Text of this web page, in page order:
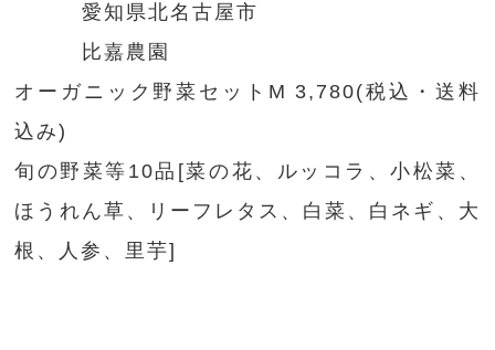
愛知県北名古屋市
比嘉農園
オーガニック野菜セットM 3,780(税込・送料
込み)
旬の野菜等10品[菜の花、ルッコラ、小松菜、
ほうれん草、リーフレタス、白菜、白ネギ、大
根、人参、里芋]